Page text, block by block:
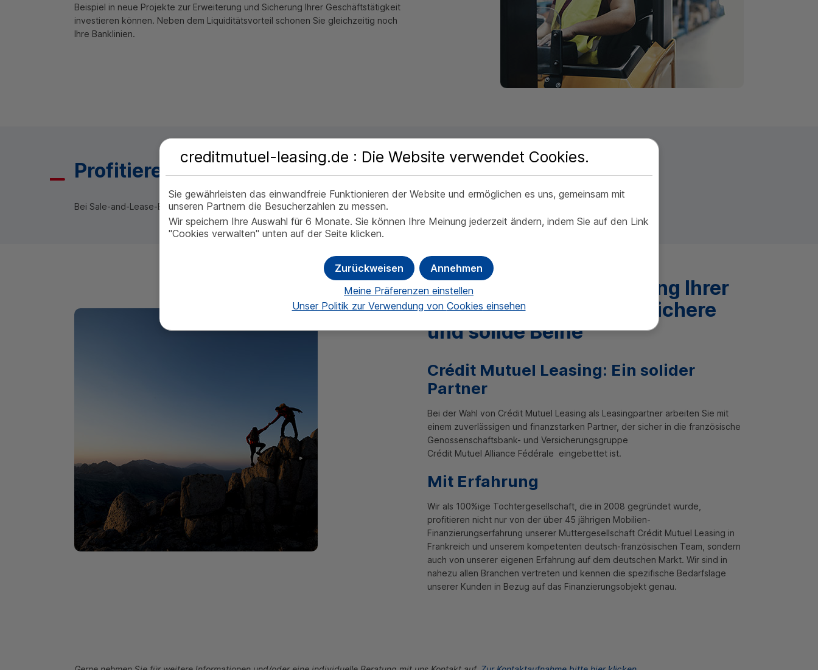
Beispiel in neue Projekte zur Erweiterung und Sicherung Ihrer Geschäftstätigkeit
investieren können. Neben dem Liquiditätsvorteil schonen Sie gleichzeitig noch
Ihre Banklinien.
Profitieren Sie von den Vorteilen des Finanzierungsleasings
Bei Sale-and-Lease-Backprofitieren Sie auch von allen Vorteilen, die Sie beim
Stellen Sie die Erweiterung Ihrer
Geschäftstätigkeit auf sichere
und solide Beine
Crédit Mutuel Leasing: Ein solider
Partner
Bei der Wahl von Crédit Mutuel Leasing als Leasingpartner arbeiten Sie mit
einem zuverlässigen und finanzstarken Partner, der sicher in die französische
Genossenschaftsbank- und Versicherungsgruppe
Crédit Mutuel Alliance Fédérale eingebettet ist.
Mit Erfahrung
Wir als 100%ige Tochtergesellschaft, die in 2008 gegründet wurde,
profitieren nicht nur von der über 45 jährigen Mobilien-
Finanzierungserfahrung unserer Muttergesellschaft Crédit Mutuel Leasing in
Frankreich und unserem kompetenten deutsch-französischen Team, sondern
auch von unserer eigenen Erfahrung auf dem deutschen Markt. Wir sind in
nahezu allen Branchen vertreten und kennen die spezifische Bedarfslage
unserer Kunden in Bezug auf das Finanzierungsobjekt genau.
creditmutuel-leasing.de : Die Website verwendet Cookies.
Sie gewährleisten das einwandfreie Funktionieren der Website und ermöglichen es uns, gemeinsam mit
unseren Partnern die Besucherzahlen zu messen.
Wir speichern Ihre Auswahl für 6 Monate. Sie können Ihre Meinung jederzeit ändern, indem Sie auf den Link
"Cookies verwalten" unten auf der Seite klicken.
Annehmen
Zurückweisen
Meine Präferenzen einstellen
Unser Politik zur Verwendung von Cookies einsehen